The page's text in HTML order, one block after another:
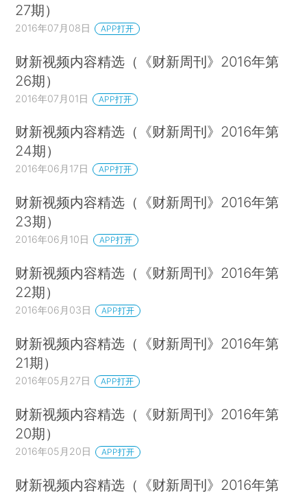
27期）
2016年07月08日 APP打开
财新视频内容精选（《财新周刊》2016年第
26期）
2016年07月01日 APP打开
财新视频内容精选（《财新周刊》2016年第
24期）
2016年06月17日 APP打开
财新视频内容精选（《财新周刊》2016年第
23期）
2016年06月10日 APP打开
财新视频内容精选（《财新周刊》2016年第
22期）
2016年06月03日 APP打开
财新视频内容精选（《财新周刊》2016年第
21期）
2016年05月27日 APP打开
财新视频内容精选（《财新周刊》2016年第
20期）
2016年05月20日 APP打开
财新视频内容精选（《财新周刊》2016年第